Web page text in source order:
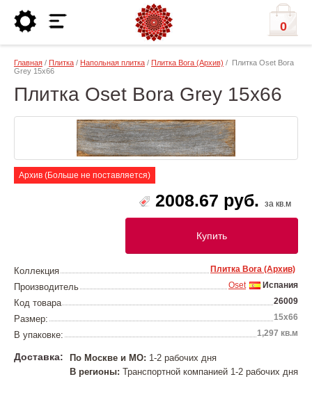
0
Главная / Плитка / Напольная плитка / Плитка Bora (Архив) / Плитка Oset Bora
Grey 15x66
Плитка Oset Bora Grey 15x66
Архив (Больше не поставляется)
2008.67 руб. за кв.м
Купить
Коллекция Плитка Bora (Архив)
Производитель Испания
Oset
Код товара 26009
Размер: 15x66
В упаковке: 1,297 кв.м
Доставка: По Москве и МО: 1-2 рабочих дня
В регионы: Транспортной компанией 1-2 рабочих дня